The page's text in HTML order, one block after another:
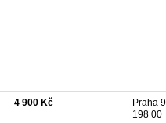
4 900 Kč
Praha 9
198 00